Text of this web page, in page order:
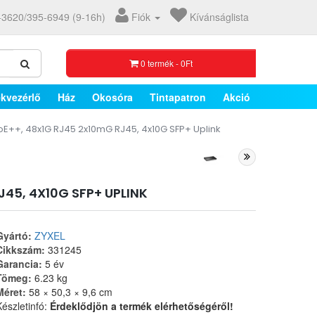
395-6949 (9-16h) Fiók Kívánságlista
0 termék - 0Ft
Ház Okosóra Tintapatron Akció
48x1G RJ45 2x10mG RJ45, 4x10G SFP+ Uplink
4X10G SFP+ UPLINK
ZYXEL
331245
5 év
6.23 kg
58 × 50,3 × 9,6 cm
Érdeklődjön a termék elérhetőségéről!